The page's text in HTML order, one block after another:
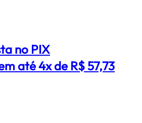
no PIX
até 4x de R$ 57,73